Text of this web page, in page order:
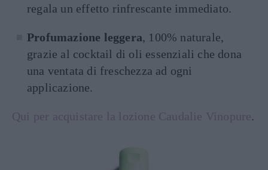
regala un effetto rinfrescante immediato.
Profumazione leggera, 100% naturale,
grazie al cocktail di oli essenziali che dona
una ventata di freschezza ad ogni
applicazione.
Qui per acquistare la lozione Caudalie Vinopure.